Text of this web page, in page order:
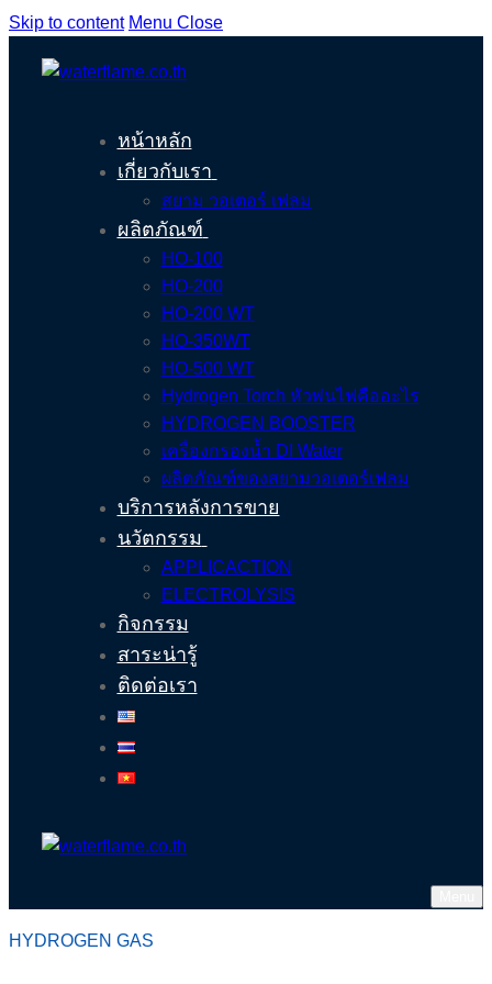
Skip to content Menu Close
หน้าหลัก
เกี่ยวกับเรา
สยาม วอเตอร์ เฟลม
ผลิตภัณฑ์
HO-100
HO-200
HO-200 WT
HO-350WT
HO-500 WT
Hydrogen Torch หัวพ่นไฟคืออะไร
HYDROGEN BOOSTER
เครื่องกรองน้ำ DI Water
ผลิตภัณฑ์ของสยามวอเตอร์เฟลม
บริการหลังการขาย
นวัตกรรม
APPLICACTION
ELECTROLYSIS
กิจกรรม
สาระน่ารู้
ติดต่อเรา
HYDROGEN GAS